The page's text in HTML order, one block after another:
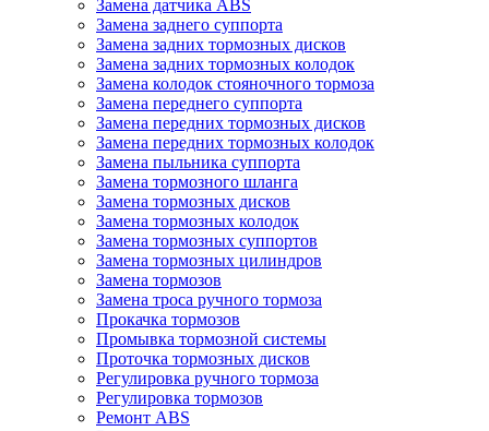
Замена датчика ABS
Замена заднего суппорта
Замена задних тормозных дисков
Замена задних тормозных колодок
Замена колодок стояночного тормоза
Замена переднего суппорта
Замена передних тормозных дисков
Замена передних тормозных колодок
Замена пыльника суппорта
Замена тормозного шланга
Замена тормозных дисков
Замена тормозных колодок
Замена тормозных суппортов
Замена тормозных цилиндров
Замена тормозов
Замена троса ручного тормоза
Прокачка тормозов
Промывка тормозной системы
Проточка тормозных дисков
Регулировка ручного тормоза
Регулировка тормозов
Ремонт ABS